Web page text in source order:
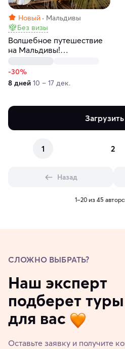
Новый
Мальдивы
Без визы
Волшебное путешествие
на Мальдивы!
-30%
8 дней 10 – 17 дек.
1 2
Назад
1–20 из 45
СЛОЖНО ВЫБРАТЬ?
Наш эксперт
подберет туры
для вас
Оставьте заявку и получите